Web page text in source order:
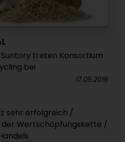
Suntory treten Konsortium
bei
17.05.2019
sehr erfolgreich /
Wertschöpfungskette /